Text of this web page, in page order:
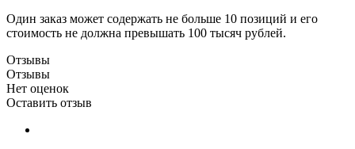
Один заказ может содержать не больше 10 позиций и его
стоимость не должна превышать 100 тысяч рублей.
Отзывы
Отзывы
Нет оценок
Оставить отзыв